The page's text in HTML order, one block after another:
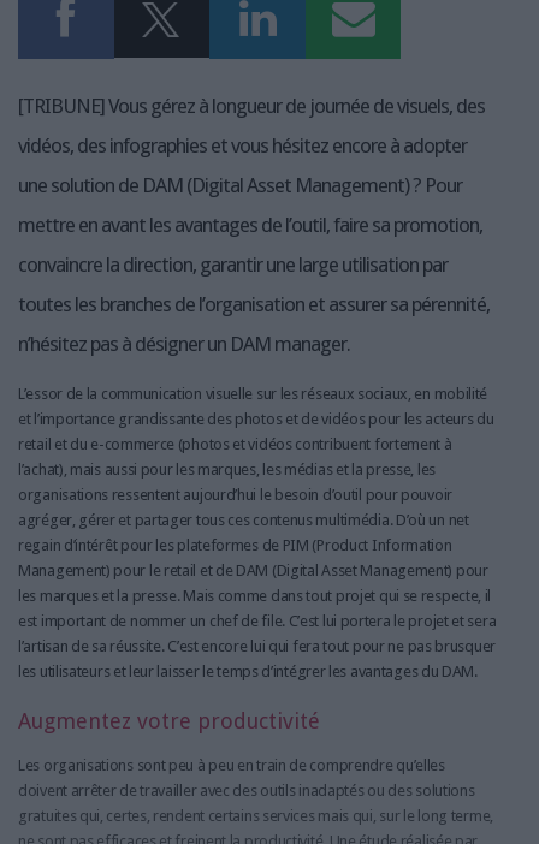
[TRIBUNE] Vous gérez à longueur de journée de visuels, des
vidéos, des infographies et vous hésitez encore à adopter
une solution de DAM (Digital Asset Management) ? Pour
mettre en avant les avantages de l’outil, faire sa promotion,
convaincre la direction, garantir une large utilisation par
toutes les branches de l’organisation et assurer sa pérennité,
n’hésitez pas à désigner un DAM manager.
L’essor de la communication visuelle sur les réseaux sociaux, en mobilité
et l’importance grandissante des photos et de vidéos pour les acteurs du
retail et du e-commerce (photos et vidéos contribuent fortement à
l’achat), mais aussi pour les marques, les médias et la presse, les
organisations ressentent aujourd’hui le besoin d’outil pour pouvoir
agréger, gérer et partager tous ces contenus multimédia. D’où un net
regain d’intérêt pour les plateformes de PIM (Product Information
Management) pour le retail et de DAM (Digital Asset Management) pour
les marques et la presse. Mais comme dans tout projet qui se respecte, il
est important de nommer un chef de file. C’est lui portera le projet et sera
l’artisan de sa réussite. C’est encore lui qui fera tout pour ne pas brusquer
les utilisateurs et leur laisser le temps d’intégrer les avantages du DAM.
Augmentez votre productivité
Les organisations sont peu à peu en train de comprendre qu’elles
doivent arrêter de travailler avec des outils inadaptés ou des solutions
gratuites qui, certes, rendent certains services mais qui, sur le long terme,